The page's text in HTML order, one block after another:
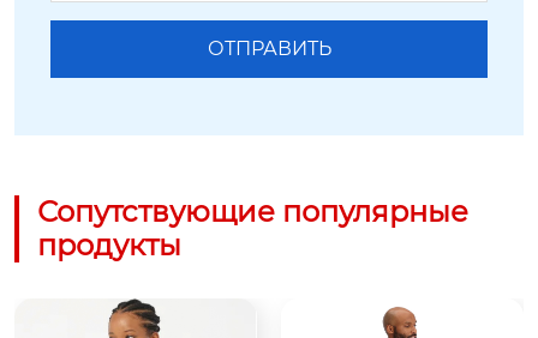
Сопутствующие популярные
продукты